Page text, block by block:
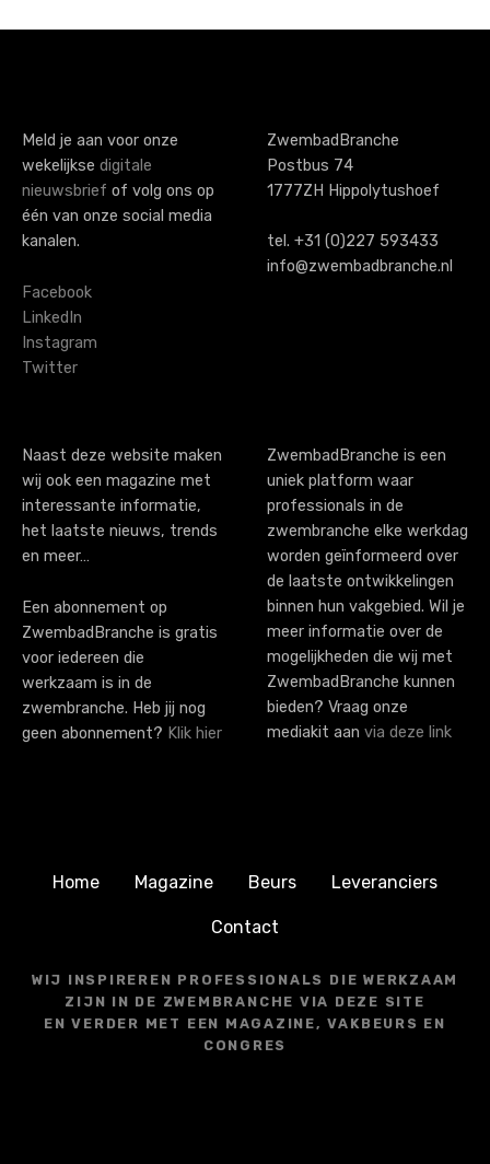
o
s
n
a
i
g
a
i
o
n
Meld je aan voor onze
wekelijkse digitale
nieuwsbrief of volg ons op
één van onze social media
kanalen.
Facebook
LinkedIn
Instagram
Twitter
ZwembadBranche
Postbus 74
1777ZH Hippolytushoef
tel. +31 (0)227 593433
info@zwembadbranche.nl
Naast deze website maken
wij ook een magazine met
interessante informatie,
het laatste nieuws, trends
en meer…
Een abonnement op
ZwembadBranche is gratis
voor iedereen die
werkzaam is in de
zwembranche. Heb jij nog
geen abonnement? Klik hier
ZwembadBranche is een
uniek platform waar
professionals in de
zwembranche elke werkdag
worden geïnformeerd over
de laatste ontwikkelingen
binnen hun vakgebied. Wil je
meer informatie over de
mogelijkheden die wij met
ZwembadBranche kunnen
bieden? Vraag onze
mediakit aan via deze link
Home Magazine Beurs Leveranciers
Contact
WIJ INSPIREREN PROFESSIONALS DIE WERKZAAM
ZIJN IN DE ZWEMBRANCHE VIA DEZE SITE
EN VERDER MET EEN MAGAZINE, VAKBEURS EN
CONGRES